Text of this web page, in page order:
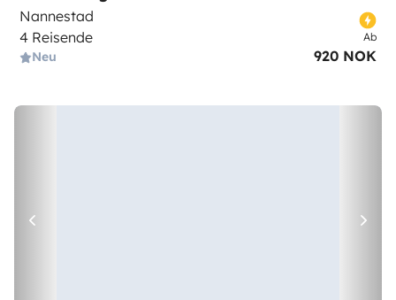
Nannestad
4 Reisende
Neu
Ab
920 NOK